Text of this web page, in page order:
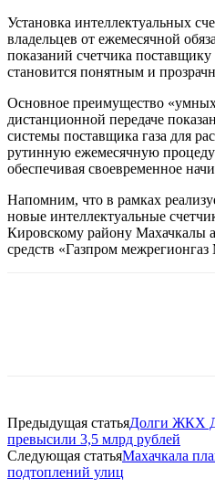
Установка интеллектуальных
владельцев от ежемесячной
показаний счетчика поставщику
становится понятным и
Основное преимущество
дистанционной передаче
системы поставщика газа для
рутинную ежемесячную
обеспечивая своевременное
Напомним, что в рамках
новые интеллектуальные
Кировскому району Махачкалы
средств «Газпром межрегионгаз
Предыдущая статьяДолги ЖКХ
превысили 3,5 млрд рублей
Следующая статьяМахачкала
подтоплений улиц